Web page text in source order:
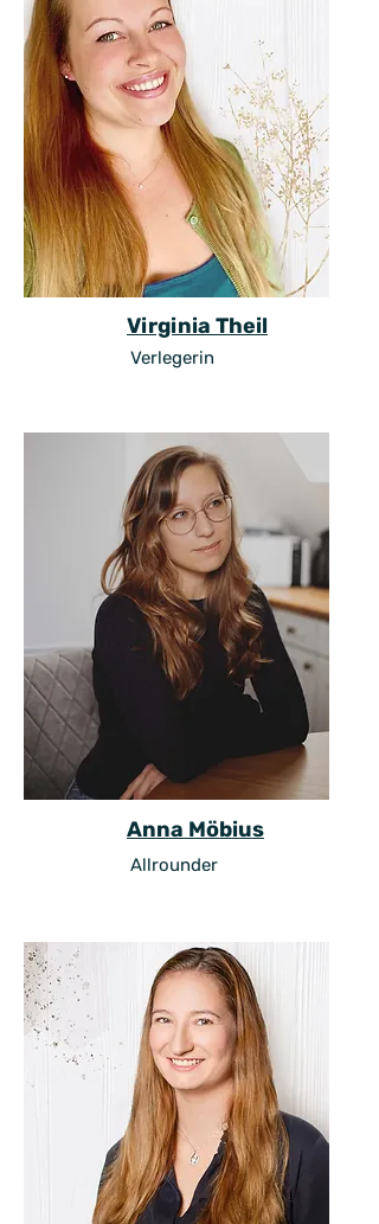
Virginia Theil
Verlegerin
Anna Möbius
Allrounder